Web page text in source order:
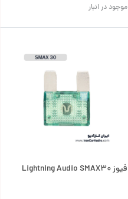
موجود در انبار
فیوز Lightning Audio SMAX30